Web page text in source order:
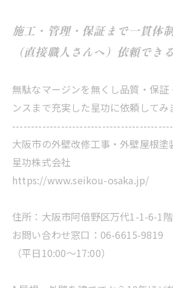
施工・管理・保証まで一貫体
（直接職人さんへ）依頼でき
無駄なマージンを無くし品質・保証
ンスまで充実した星功に依頼してみ
大阪市の外壁改修工事・外壁屋根塗
星功株式会社
https://www.seikou-osaka.jp/
住所：大阪市阿倍野区万代1-1-6-1階
お問い合わせ窓口：06-6615-9819
（平日10:00～17:00）